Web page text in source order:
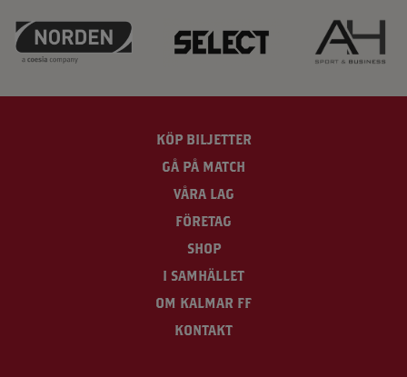
KÖP BILJETTER
GÅ PÅ MATCH
VÅRA LAG
FÖRETAG
SHOP
I SAMHÄLLET
OM KALMAR FF
KONTAKT